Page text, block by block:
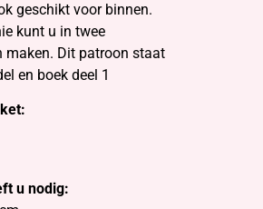
geschikt voor binnen.
kunt u in twee
maken. Dit patroon staat
en boek deel 1
u nodig: